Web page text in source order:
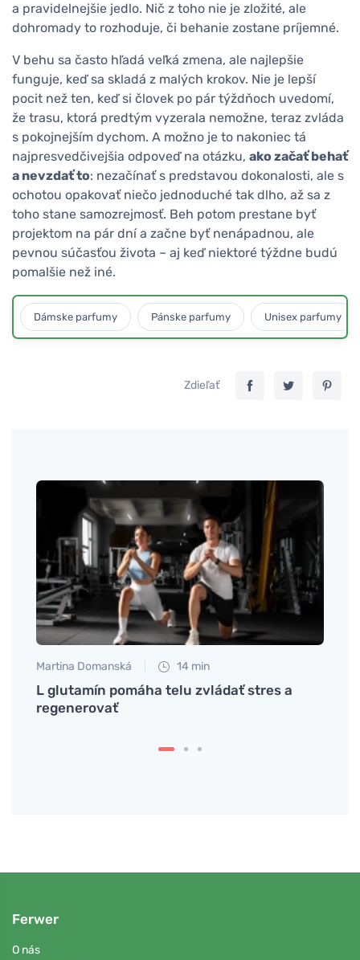
a pravidelnejšie jedlo. Nič z toho nie je zložité, ale
dohromady to rozhoduje, či behanie zostane príjemné.
V behu sa často hľadá veľká zmena, ale najlepšie
funguje, keď sa skladá z malých krokov. Nie je lepší
pocit než ten, keď si človek po pár týždňoch uvedomí,
že trasu, ktorá predtým vyzerala nemožne, teraz zvláda
s pokojnejším dychom. A možno je to nakoniec tá
najpresvedčivejšia odpoveď na otázku, ako začať behať
a nevzdať to: nezačínať s predstavou dokonalosti, ale s
ochotou opakovať niečo jednoduché tak dlho, až sa z
toho stane samozrejmosť. Beh potom prestane byť
projektom na pár dní a začne byť nenápadnou, ale
pevnou súčasťou života – aj keď niektoré týždne budú
pomalšie než iné.
Dámske parfumy Pánske parfumy Unisex parfumy
Zdieľať
Martina Domanská 14 min
L glutamín pomáha telu zvládať stres a
regenerovať
Ferwer
O nás